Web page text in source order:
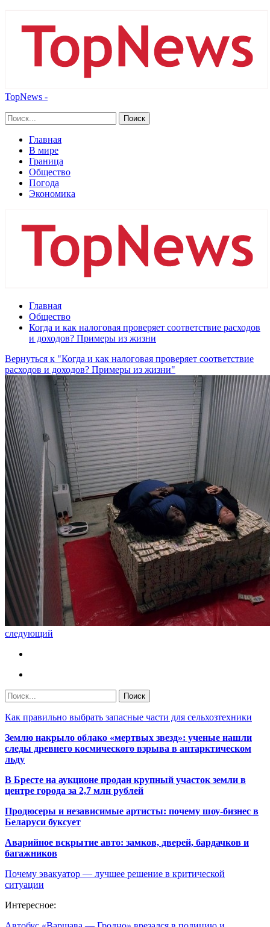
TopNews -
Главная
В мире
Граница
Общество
Погода
Экономика
Главная
Общество
Когда и как налоговая проверяет соответствие расходов
и доходов? Примеры из жизни
Вернуться к "Когда и как налоговая проверяет соответствие
расходов и доходов? Примеры из жизни"
следующий
Как правильно выбрать запасные части для сельхозтехники
Землю накрыло облако «мертвых звезд»: ученые нашли
следы древнего космического взрыва в антарктическом
льду
В Бресте на аукционе продан крупный участок земли в
центре города за 2,7 млн рублей
Продюсеры и независимые артисты: почему шоу-бизнес в
Беларуси буксует
Аварийное вскрытие авто: замков, дверей, бардачков и
багажников
Почему эвакуатор — лучшее решение в критической
ситуации
Интересное: